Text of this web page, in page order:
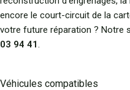
encore le court-circuit de la
votre future réparation ? Notre
03 94 41.
Véhicules compatibles